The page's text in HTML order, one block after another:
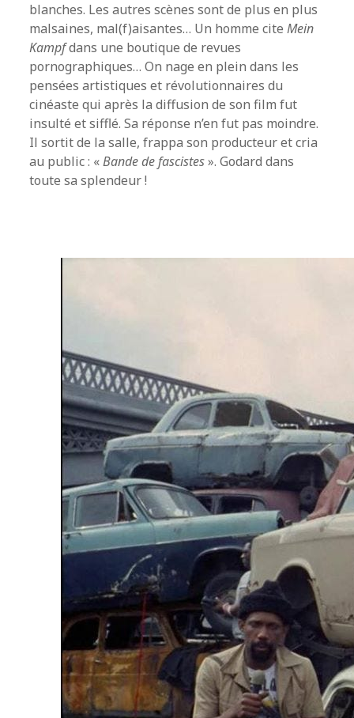
blanches. Les autres scènes sont de plus en plus
malsaines, mal(f)aisantes… Un homme citeMein
Kampfdans une boutique de revues
pornographiques… On nage en plein dans les
pensées artistiques et révolutionnaires du
cinéaste qui après la diffusion de son film fut
insulté et sifflé. Sa réponse n’en fut pas moindre.
Il sortit de la salle, frappa son producteur et cria
au public : «Bande de fascistes». Godard dans
toute sa splendeur !